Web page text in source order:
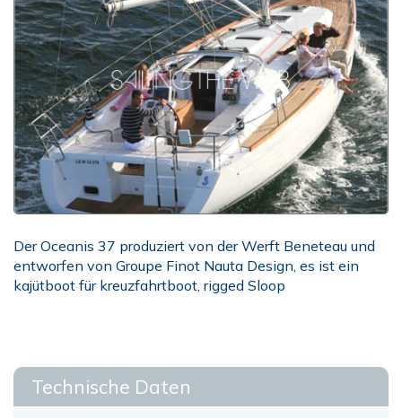
Der Oceanis 37 produziert von der Werft Beneteau und
entworfen von Groupe Finot Nauta Design, es ist ein
kajütboot für kreuzfahrtboot, rigged Sloop
Technische Daten